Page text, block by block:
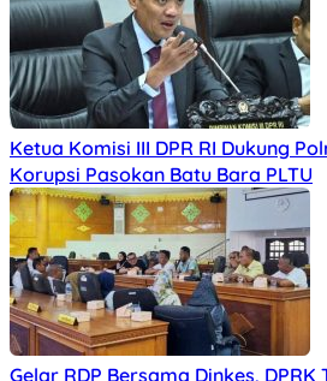
Ketua Komisi III DPR RI Dukung
Korupsi Pasokan Batu Bara PLTU
Gelar RDP Bersama Dinkes,